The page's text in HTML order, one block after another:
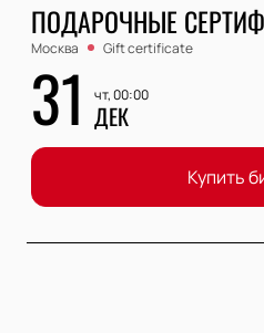
ПОДАРОЧНЫЕ
Москва Gift certificate
31 чт, 00:00
ДЕК
Купить